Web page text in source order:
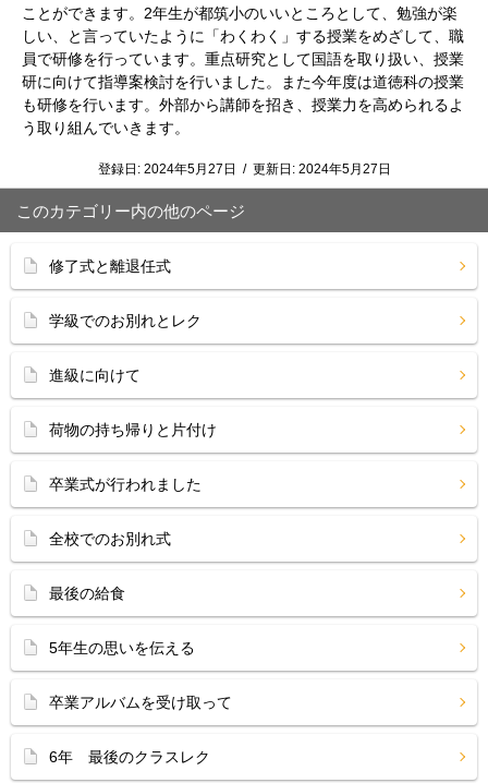
ことができます。2年生が都筑小のいいところとして、勉強が楽
しい、と言っていたように「わくわく」する授業をめざして、職
員で研修を行っています。重点研究として国語を取り扱い、授業
研に向けて指導案検討を行いました。また今年度は道徳科の授業
も研修を行います。外部から講師を招き、授業力を高められるよ
う取り組んでいきます。
登録日: 2024年5月27日 / 更新日: 2024年5月27日
このカテゴリー内の他のページ
修了式と離退任式
学級でのお別れとレク
進級に向けて
荷物の持ち帰りと片付け
卒業式が行われました
全校でのお別れ式
最後の給食
5年生の思いを伝える
卒業アルバムを受け取って
6年 最後のクラスレク